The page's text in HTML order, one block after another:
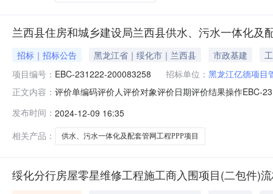
兰西县住房和城乡建设局兰西县供水、污水一体化及
招标｜招标公告 黑龙江省｜绥化市｜兰西县 市政基建
项目编号： EBC-231222-200083258 招标单位： 黑龙江亿德项目
正文内容： 评价单编码评价人评价对象评价日期评价结果操作EBC-
EAC-231222-200054478兰西县住房和城乡建设局黑龙
发布时间： 2024-12-09 16:35
相关产品：
供水、污水一体化及配套管网工程PPP项目
绥化分行房屋零星维修工程施工商入围项目(二包件)